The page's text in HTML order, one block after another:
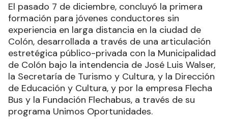
El pasado 7 de diciembre, concluyó la primera
formación para jóvenes conductores sin
experiencia en larga distancia en la ciudad de
Colón, desarrollada a través de una articulación
estretégica público-privada con la Municipalidad
de Colón bajo la intendencia de José Luis Walser,
la Secretaría de Turismo y Cultura, y la Dirección
de Educación y Cultura, y por la empresa Flecha
Bus y la Fundación Flechabus, a través de su
programa Unimos Oportunidades.